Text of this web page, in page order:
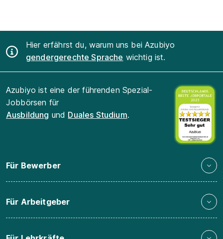
Hier erfährst du, warum uns bei Azubiyo
gendergerechte Sprache wichtig ist.
Azubiyo ist eine der führenden Spezial-
Jobbörsen für
Ausbildung und Duales Studium.
Für Bewerber
Für Arbeitgeber